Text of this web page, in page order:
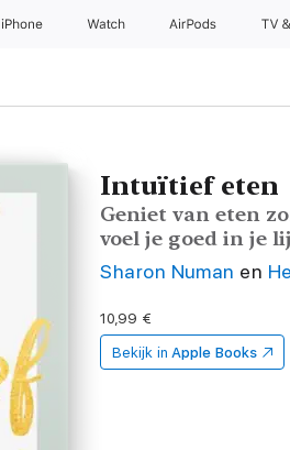
iPhone Watch AirPods TV
Intuïtief eten
Geniet van eten
voel je goed in je
Sharon Numan en
10,99 €
Bekijk in Apple Books